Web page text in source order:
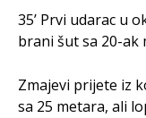
35’ Prvi udarac u
brani šut sa 20-ak
Zmajevi prijete iz
sa 25 metara, ali